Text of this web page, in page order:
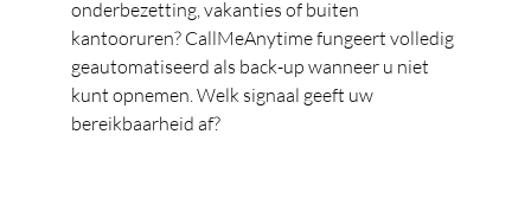
onderbezetting, vakanties of buiten
kantooruren? CallMeAnytime fungeert volledig
geautomatiseerd als back-up wanneer u niet
kunt opnemen. Welk signaal geeft uw
bereikbaarheid af?